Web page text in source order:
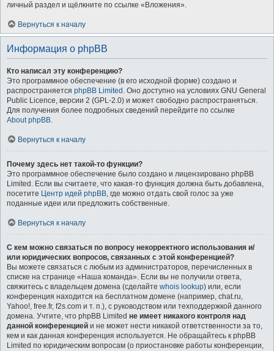
личный раздел и щёлкните по ссылке «Вложения».
Вернуться к началу
Информация о phpBB
Кто написал эту конференцию?
Это программное обеспечение (в его исходной форме) создано и
распространяется phpBB Limited . Оно доступно на условиях GNU General
Public Licence, версии 2 (GPL-2.0) и может свободно распространяться.
Для получения более подробных сведений перейдите по ссылке
About phpBB.
Вернуться к началу
Почему здесь нет такой-то функции?
Это программное обеспечение было создано и лицензировано phpBB
Limited. Если вы считаете, что какая-то функция должна быть добавлена,
посетите Центр идей phpBB, где можно отдать свой голос за уже
поданные идеи или предложить собственные.
Вернуться к началу
С кем можно связаться по вопросу некорректного использования и/
или юридических вопросов, связанных с этой конференцией?
Вы можете связаться с любым из администраторов, перечисленных в
списке на странице «Наша команда». Если вы не получили ответа,
свяжитесь с владельцем домена (сделайте whois lookup) или, если
конференция находится на бесплатном домене (например, chat.ru,
Yahoo!, free.fr, f2s.com и т. п.), с руководством или техподдержкой данного
домена. Учтите, что phpBB Limited не имеет никакого контроля над
данной конференцией и не может нести никакой ответственности за то,
кем и как данная конференция используется. Не обращайтесь к phpBB
Limited по юридическим вопросам (о приостановке работы конференции,